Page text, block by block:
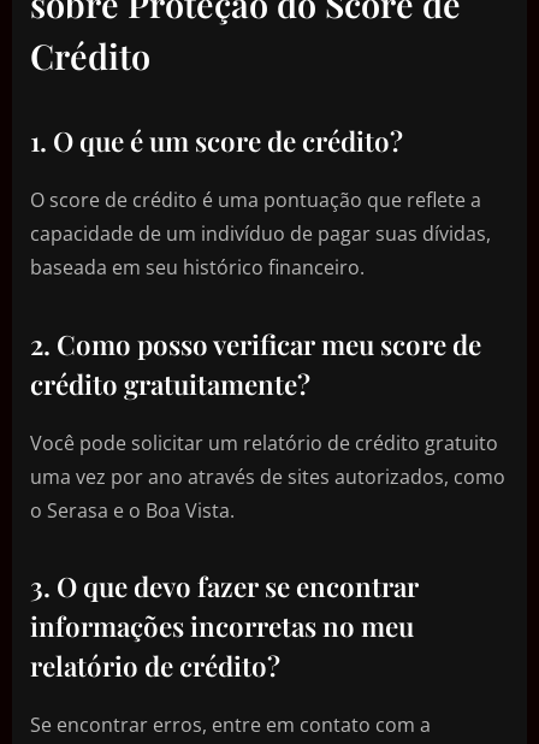
Crédito
1. O que é um score de crédito?
O score de crédito é uma pontuação que reflete a
capacidade de um indivíduo de pagar suas dívidas,
baseada em seu histórico financeiro.
2. Como posso verificar meu score de
crédito gratuitamente?
Você pode solicitar um relatório de crédito gratuito
uma vez por ano através de sites autorizados, como
o Serasa e o Boa Vista.
3. O que devo fazer se encontrar
informações incorretas no meu
relatório de crédito?
Se encontrar erros, entre em contato com a